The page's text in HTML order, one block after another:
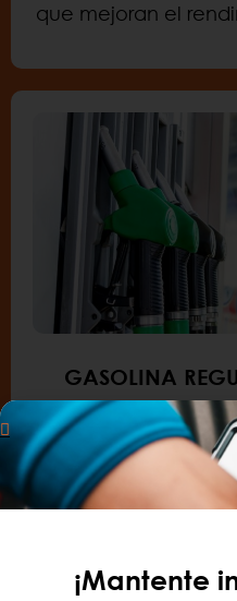
que mejoran el
GASOLINA
La mayoría de
diseñados
.
¡Mantente